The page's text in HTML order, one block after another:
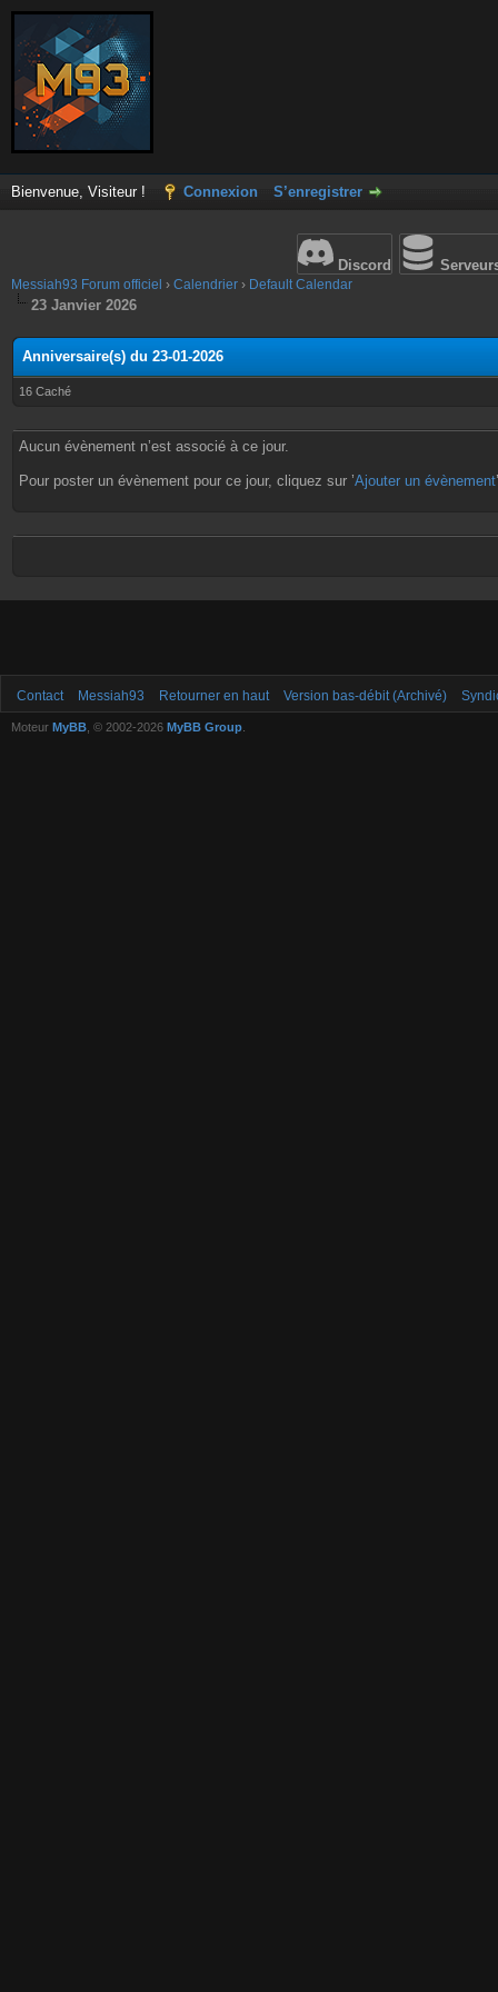
Bienvenue, Visiteur ! Connexion S’enregistrer
Discord
Messiah93 Forum officiel › Calendrier › Default Calendar
23 Janvier 2026
Anniversaire(s) du 23-01-2026
16 Caché
Aucun évènement n’est associé à ce jour.
Pour poster un évènement pour ce jour, cliquez sur ’Ajouter un évènement
Contact Messiah93 Retourner en haut Version bas-débit (Archivé)
Moteur MyBB , © 2002-2026 MyBB Group